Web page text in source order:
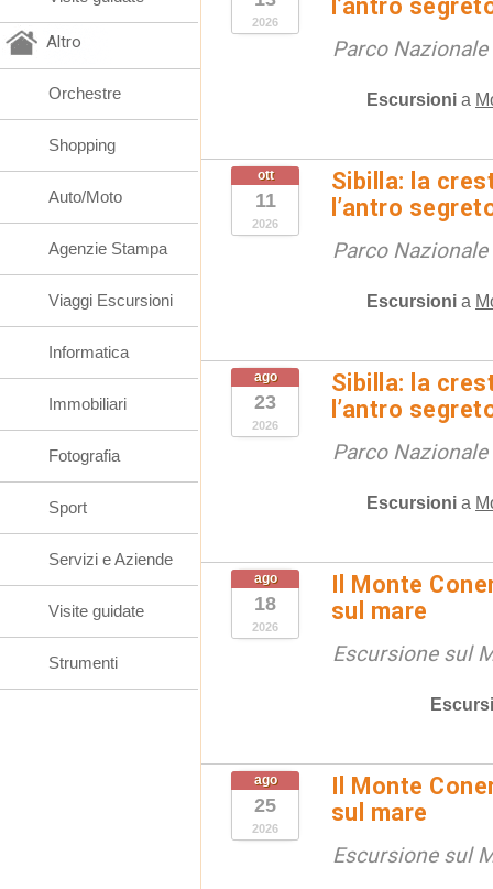
2026
l’antro
Parco
Escursioni a
ott
11
2026
Sibilla: la
l’antro
Parco
Escursioni a
ago
23
2026
Sibilla: la
l’antro
Parco
Escursioni a
ago
18
2026
Il Monte
sul mare
Escursione sul
ago
25
2026
Il Monte
sul mare
Escursione sul
Altro
Orchestre
Shopping
Auto/Moto
Agenzie Stampa
Viaggi Escursioni
Informatica
Immobiliari
Fotografia
Sport
Servizi e Aziende
Visite guidate
Strumenti